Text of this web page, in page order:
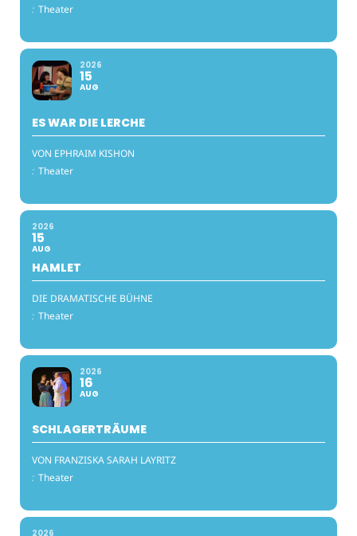
: Theater
2026
15
AUG
ES WAR DIE LERCHE
VON EPHRAIM KISHON
: Theater
2026
15
AUG
HAMLET
DIE DRAMATISCHE BÜHNE
: Theater
2026
16
AUG
SCHLAGERTRÄUME
VON FRANZISKA SARAH LAYRITZ
: Theater
2026